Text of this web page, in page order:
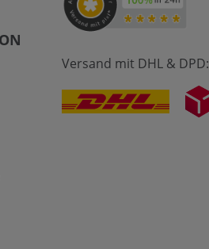
Versand mit DHL & DPD: